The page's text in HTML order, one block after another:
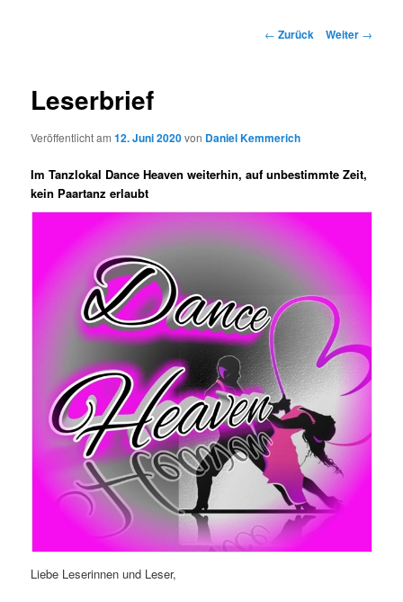
Beitrags-
← Zurück Weiter →
Leserbrief
Veröffentlicht am12. Juni 2020von Daniel Kemmerich
Im Tanzlokal Dance Heaven weiterhin, auf unbestimmte Zeit,
kein Paartanz erlaubt
Liebe Leserinnen und Leser,